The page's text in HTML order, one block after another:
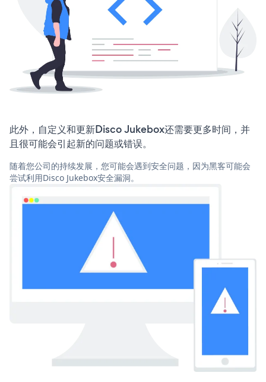
此外，自定义和更新Disco Jukebox还需要更多时间，并
且很可能会引起新的问题或错误。
随着您公司的持续发展，您可能会遇到安全问题，因为黑客可能会
尝试利用Disco Jukebox安全漏洞。